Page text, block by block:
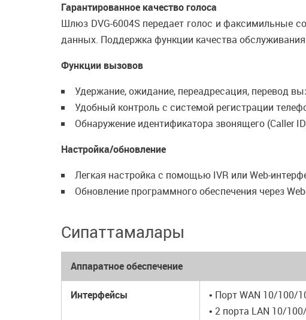
Гарантированное качество голоса
Шлюз DVG-6004S передает голос и факсимильные
данных. Поддержка функции качества
Функции вызовов
Удержание, ожидание, переадресация, перевод
Удобный контроль с системой регистрации
Обнаружение идентификатора звонящего (Caller
Настройка/обновление
Легкая настройка с помощью IVR или Web-
Обновление программного обеспечения через
Сипаттамалары
Аппаратное обеспечение
Интерфейсы
• Порт WAN 10/100/
• 2 порта LAN 10/